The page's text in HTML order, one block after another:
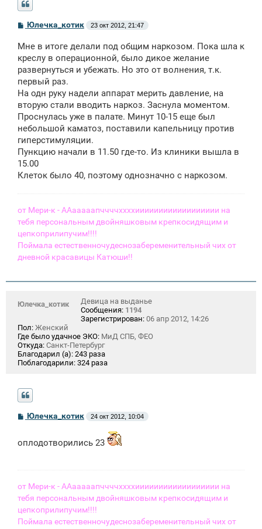
С
б
щ
н
и
Юлечка_котик 23 окт 2012, 21:47
Мне в итоге делали под общим наркозом. Пока шла к
креслу в операционной, было дикое желание
развернуться и убежать. Но это от волнения, т.к.
первый раз.
На одн руку надели аппарат мерить давление, на
вторую стали вводить наркоз. Заснула моментом.
Проснулась уже в палате. Минут 10-15 еще был
небольшой каматоз, поставили капельницу против
гиперстимуляции.
Пункцию начали в 11.50 где-то. Из клиники вышла в
15.00
Клеток было 40, поэтому однозначно с наркозом.
от Мери-к - ААааааапччччххххииииииииииииииииии на
тебя персональным двойняшковым крепкосидящим и
цепкоприлипучим!!!!
Поймала естественночудеснозабеременительный чих от
дневной красавицы Катюши!!
Юлечка_котик
Девица на выданье
Сообщения: 1194
Зарегистрирован: 06 апр 2012, 14:26
Пол: Женский
Где было удачное ЭКО: МиД СПБ, ФЕО
Откуда: Санкт-Петербург
Благодарил (а): 243 раза
Поблагодарили: 324 раза
С
б
щ
Юлечка_котик 24 окт 2012, 10:04
оплодотворились 23
от Мери-к - ААааааапччччххххииииииииииииииииии на
тебя персональным двойняшковым крепкосидящим и
цепкоприлипучим!!!!
Поймала естественночудеснозабеременительный чих от